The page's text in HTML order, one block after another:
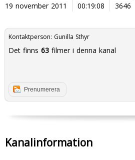
19 november 2011
00:19:08
3646
Kontaktperson: Gunilla Sthyr
Det finns 63filmer i denna kanal
Prenumerera
Kanalinformation